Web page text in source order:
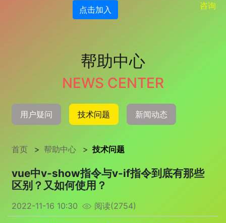
点击加入
咨询
帮助中心
NEWS CENTER
用户疑问 技术问题 新闻动态
首页 > 帮助中心 > 技术问题
vue中v-show指令与v-if指令到底有那些
区别？又如何使用？
2022-11-16 10:30 阅读(2754)